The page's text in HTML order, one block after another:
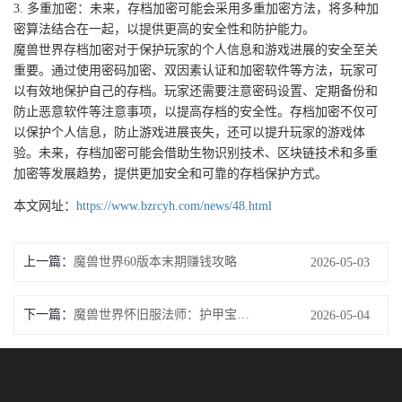
3. 多重加密：未来，存档加密可能会采用多重加密方法，将多种加
密算法结合在一起，以提供更高的安全性和防护能力。
魔兽世界存档加密对于保护玩家的个人信息和游戏进展的安全至关
重要。通过使用密码加密、双因素认证和加密软件等方法，玩家可
以有效地保护自己的存档。玩家还需要注意密码设置、定期备份和
防止恶意软件等注意事项，以提高存档的安全性。存档加密不仅可
以保护个人信息，防止游戏进展丧失，还可以提升玩家的游戏体
验。未来，存档加密可能会借助生物识别技术、区块链技术和多重
加密等发展趋势，提供更加安全和可靠的存档保护方式。
本文网址： https://www.bzrcyh.com/news/48.html
上一篇： 魔兽世界60版本末期赚钱攻略 2026-05-03
下一篇： 2026-05-04